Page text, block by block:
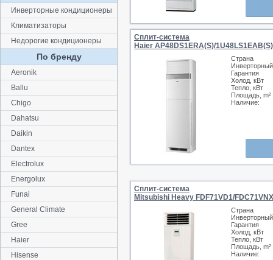
Сплит-система
Haier AP48DS1ERA(S)/1U48LS1EAB(S)
Страна
Инверторный
Гарантия
Холод, кВт
Тепло, кВт
Площадь, m²
Наличие:
Сплит-система
Mitsubishi Heavy FDF71VD1/FDC71VNX
Страна
Инверторный
Гарантия
Холод, кВт
Тепло, кВт
Площадь, m²
Наличие:
Инверторные кондиционеры
Климатизаторы
Недорогие кондиционеры
По бренду
Aeronik
Ballu
Chigo
Dahatsu
Daikin
Dantex
Electrolux
Energolux
Funai
General Climate
Gree
Haier
Hisense